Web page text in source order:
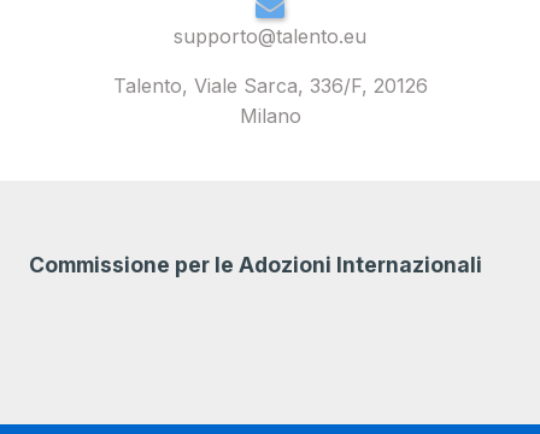
supporto@talento.eu
Talento, Viale Sarca, 336/F, 20126
Milano
Commissione per le Adozioni Internazionali